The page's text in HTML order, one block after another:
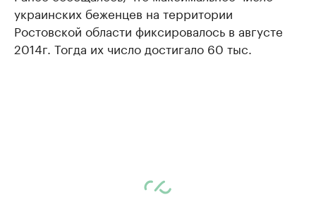
украинских беженцев на территории
Ростовской области фиксировалось в августе
2014г. Тогда их число достигало 60 тыс.